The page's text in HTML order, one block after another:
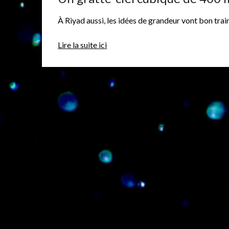
À Riyad aussi, les idées de grandeur vont bon
Lire la suite ici